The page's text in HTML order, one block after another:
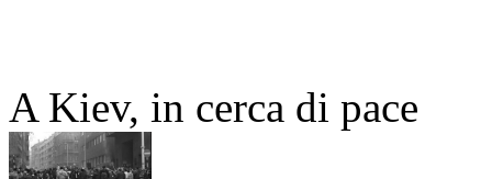
A Kiev, in cerca di pace